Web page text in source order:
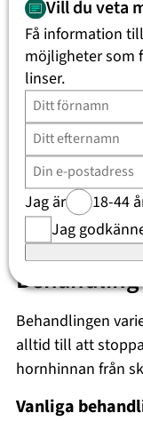
Känsla av
Är keratit
Om keratit
smittsamt.
sätt, men
minskar risken
Behandlingen
alltid till att
hornhinnan från
Vanliga
Vill du veta
Få information
möjligheter som
linser.
Jag är 18-44
Jag